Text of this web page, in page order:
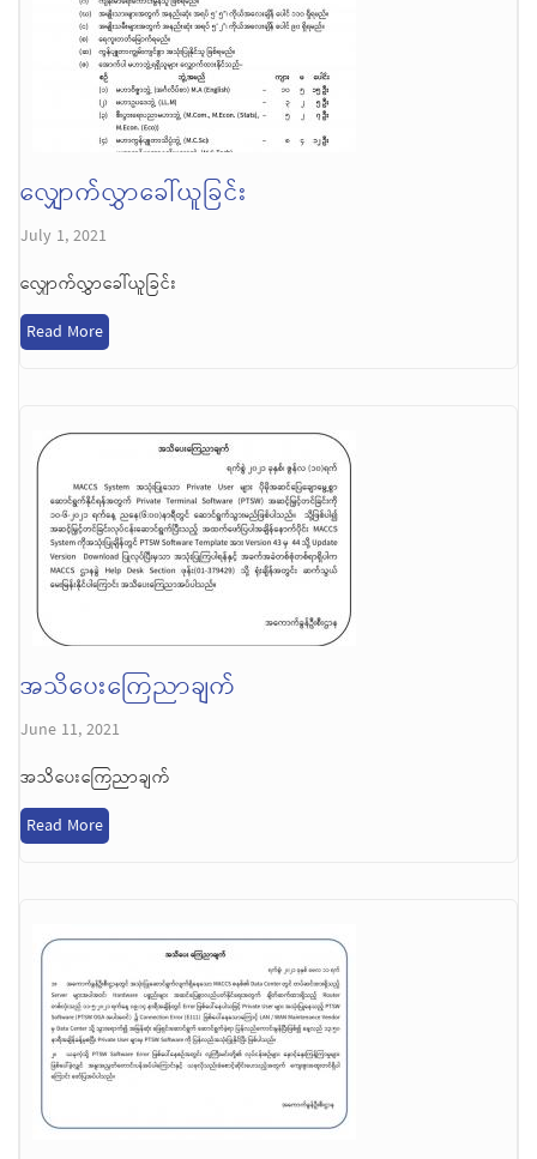
လျှောက်လွှာခေါ်ယူခြင်း
July 1, 2021
လျှောက်လွှာခေါ်ယူခြင်း
Read More
အသိပေးကြေညာချက်
June 11, 2021
အသိပေးကြေညာချက်
Read More